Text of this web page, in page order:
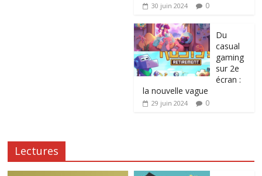
30 juin 2024 0
Du
casual
gaming
sur 2e
écran :
la nouvelle vague
29 juin 2024 0
Lectures